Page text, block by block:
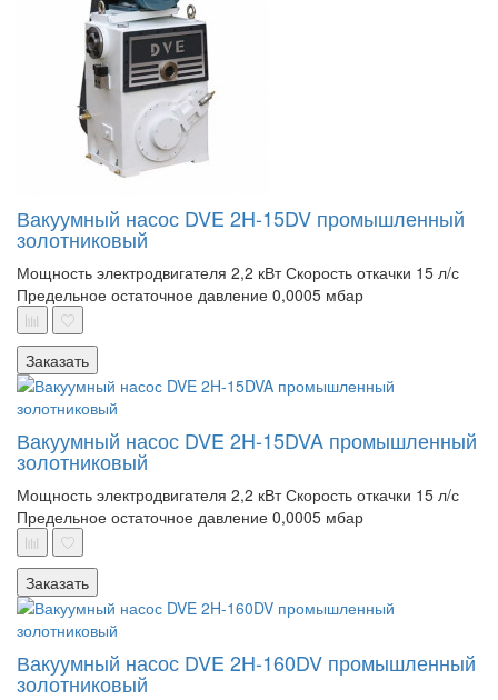
Вакуумный насос DVE 2H-15DV промышленный
золотниковый
Мощность электродвигателя 2,2 кВт Скорость откачки 15 л/с
Предельное остаточное давление 0,0005 мбар
Заказать
Вакуумный насос DVE 2H-15DVA промышленный
золотниковый
Мощность электродвигателя 2,2 кВт Скорость откачки 15 л/с
Предельное остаточное давление 0,0005 мбар
Заказать
Вакуумный насос DVE 2H-160DV промышленный
золотниковый